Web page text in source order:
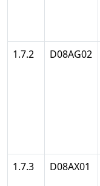
1.7.2 D08AG02
1.7.3 D08AX01